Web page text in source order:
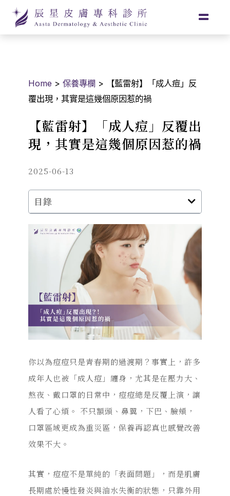
Home > 保養專欄 >
【藍雷射】「成人痘」反
覆出現，其實是這幾個原因惹的禍
【藍雷射】「成人痘」反覆出
現，其實是這幾個原因惹的禍
2025-06-13
目錄
你以為痘痘只是青春期的過渡期？事實上，許多
成年人也被「成人痘」纏身，尤其是在壓力大、
熬夜、戴口罩的日常中，痘痘總是反覆上演，讓
人看了心煩。 不只額頭、鼻翼，下巴、臉頰，
口罩區域更成為重災區，保養再認真也感覺改善
效果不大。
其實，痘痘不是單純的「表面問題」，而是肌膚
長期處於慢性發炎與油水失衡的狀態，只靠外用